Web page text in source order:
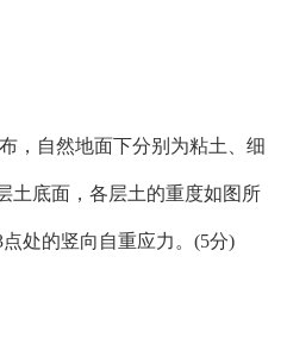
自然地面下分别为粘土、细
土底面，各层土的重度如图所
处的竖向自重应力。(5分)